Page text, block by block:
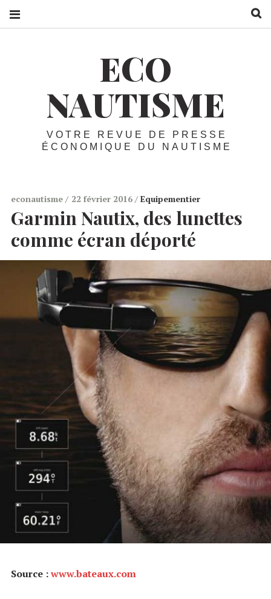
ECO
NAUTISME
VOTRE REVUE DE PRESSE
ÉCONOMIQUE DU NAUTISME
econautisme 22 février 2016 Equipementier
Garmin Nautix, des lunettes
comme écran déporté
Source :www.bateaux.com